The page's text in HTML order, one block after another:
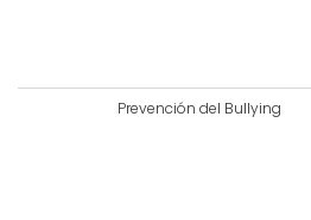
Prevención del Bullying